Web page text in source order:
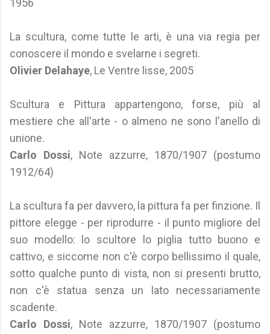
1956
La scultura, come tutte le arti, è una via regia per
conoscere il mondo e svelarne i segreti.
Olivier Delahaye, Le Ventre lisse, 2005
Scultura e Pittura appartengono, forse, più al
mestiere che all'arte - o almeno ne sono l'anello di
unione.
Carlo Dossi, Note azzurre, 1870/1907 (postumo
1912/64)
La scultura fa per davvero, la pittura fa per finzione. Il
pittore elegge - per riprodurre - il punto migliore del
suo modello: lo scultore lo piglia tutto buono e
cattivo, e siccome non c'è corpo bellissimo il quale,
sotto qualche punto di vista, non si presenti brutto,
non c'è statua senza un lato necessariamente
scadente.
Carlo Dossi, Note azzurre, 1870/1907 (postumo